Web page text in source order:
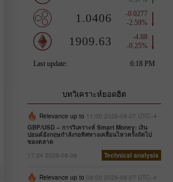
บทวิเคราะห์ยอดฮิต
Relevance up to 11:00 2026-08-07 UTC--4
GBP/USD – การวิเคราะห์ Smart Money: เงิน
ปอนด์อังกฤษกำลังรอทิศทางเคลื่อนไหวครั้งถัดไป
ของตลาด
17:34 2026-08-06
Technical analysis
Relevance up to 08:00 2026-08-07 UTC--4